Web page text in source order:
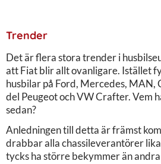
Trender
Det är flera stora trender i
att Fiat blir allt ovanligare. Istället
husbilar på Ford, Mercedes, MAN,
del Peugeot och VW Crafter. Vem
sedan?
Anledningen till detta är främst
drabbar alla chassileverantörer
tycks ha större bekymmer än